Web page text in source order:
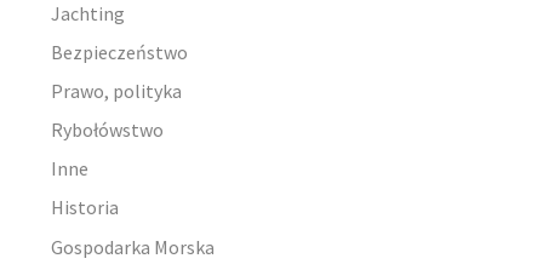
Jachting
Bezpieczeństwo
Prawo, polityka
Rybołówstwo
Inne
Historia
Gospodarka Morska